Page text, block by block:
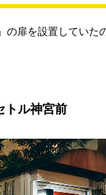
の扉を設置していた
ル神宮前